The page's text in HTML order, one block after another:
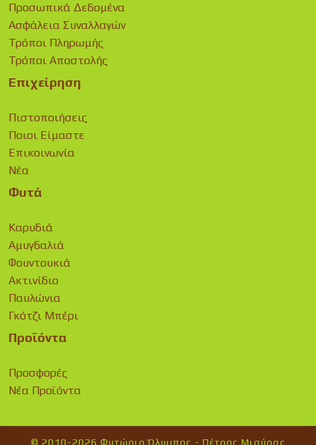
Προσωπικά Δεδομένα
Ασφάλεια Συναλλαγών
Τρόποι Πληρωμής
Τρόποι Αποστολής
Επιχείρηση
Πιστοποιήσεις
Ποιοι Είμαστε
Επικοινωνία
Νέα
Φυτά
Καρυδιά
Αμυγδαλιά
Φουντουκιά
Ακτινίδιο
Παυλώνια
Γκότζι Μπέρι
Προϊόντα
Προσφορές
Νέα Προϊόντα
© 2010-2026 Φυτώριο Όλυμπος - Πέτρος Μισύρας